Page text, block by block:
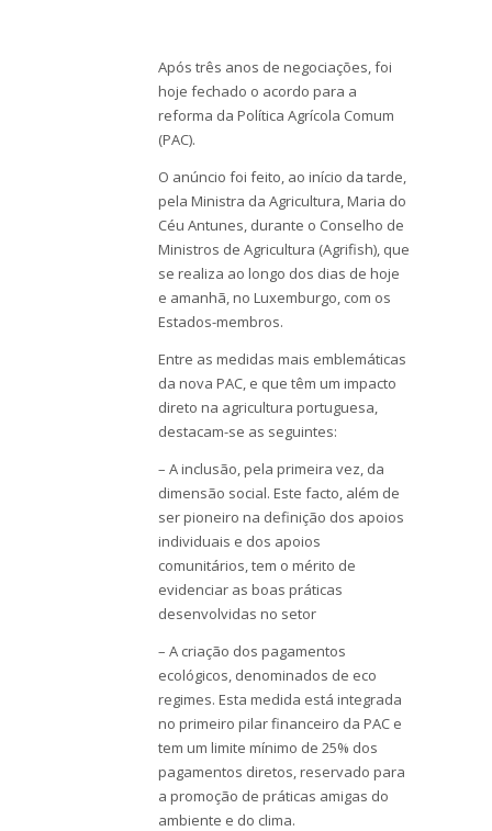
Após três anos de negociações, foi
hoje fechado o acordo para a
reforma da Política Agrícola Comum
(PAC).
O anúncio foi feito, ao início da tarde,
pela Ministra da Agricultura, Maria do
Céu Antunes, durante o Conselho de
Ministros de Agricultura (Agrifish), que
se realiza ao longo dos dias de hoje
e amanhã, no Luxemburgo, com os
Estados-membros.
Entre as medidas mais emblemáticas
da nova PAC, e que têm um impacto
direto na agricultura portuguesa,
destacam-se as seguintes:
– A inclusão, pela primeira vez, da
dimensão social. Este facto, além de
ser pioneiro na definição dos apoios
individuais e dos apoios
comunitários, tem o mérito de
evidenciar as boas práticas
desenvolvidas no setor
– A criação dos pagamentos
ecológicos, denominados de eco
regimes. Esta medida está integrada
no primeiro pilar financeiro da PAC e
tem um limite mínimo de 25% dos
pagamentos diretos, reservado para
a promoção de práticas amigas do
ambiente e do clima.